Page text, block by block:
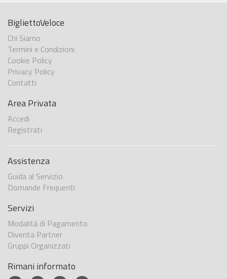
BigliettoVeloce
Chi Siamo
Termini e Condizioni
Cookie Policy
Privacy Policy
Contatti
Area Privata
Accedi
Registrati
Assistenza
Guida al Servizio
Domande Frequenti
Servizi
Modalità di Pagamento
Diventa Partner
Gruppi Organizzati
Rimani informato